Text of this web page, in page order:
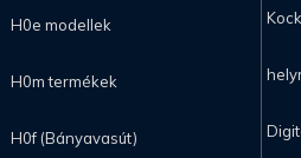
H0e modellek
H0m termékek
H0f (Bányavasút)